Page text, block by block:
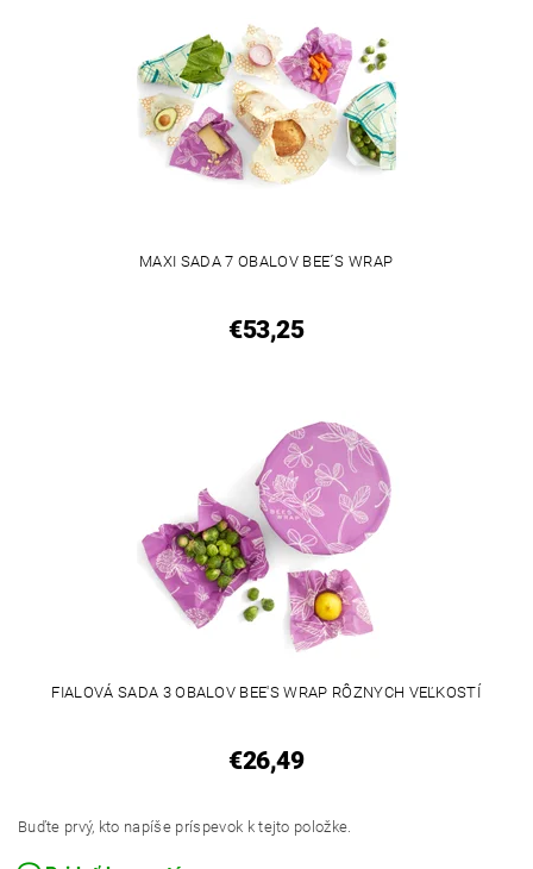
MAXI SADA 7 OBALOV BEE´S WRAP
€53,25
FIALOVÁ SADA 3 OBALOV BEE'S WRAP RÔZNYCH VEĽKOSTÍ
€26,49
Buďte prvý, kto napíše príspevok k tejto položke.